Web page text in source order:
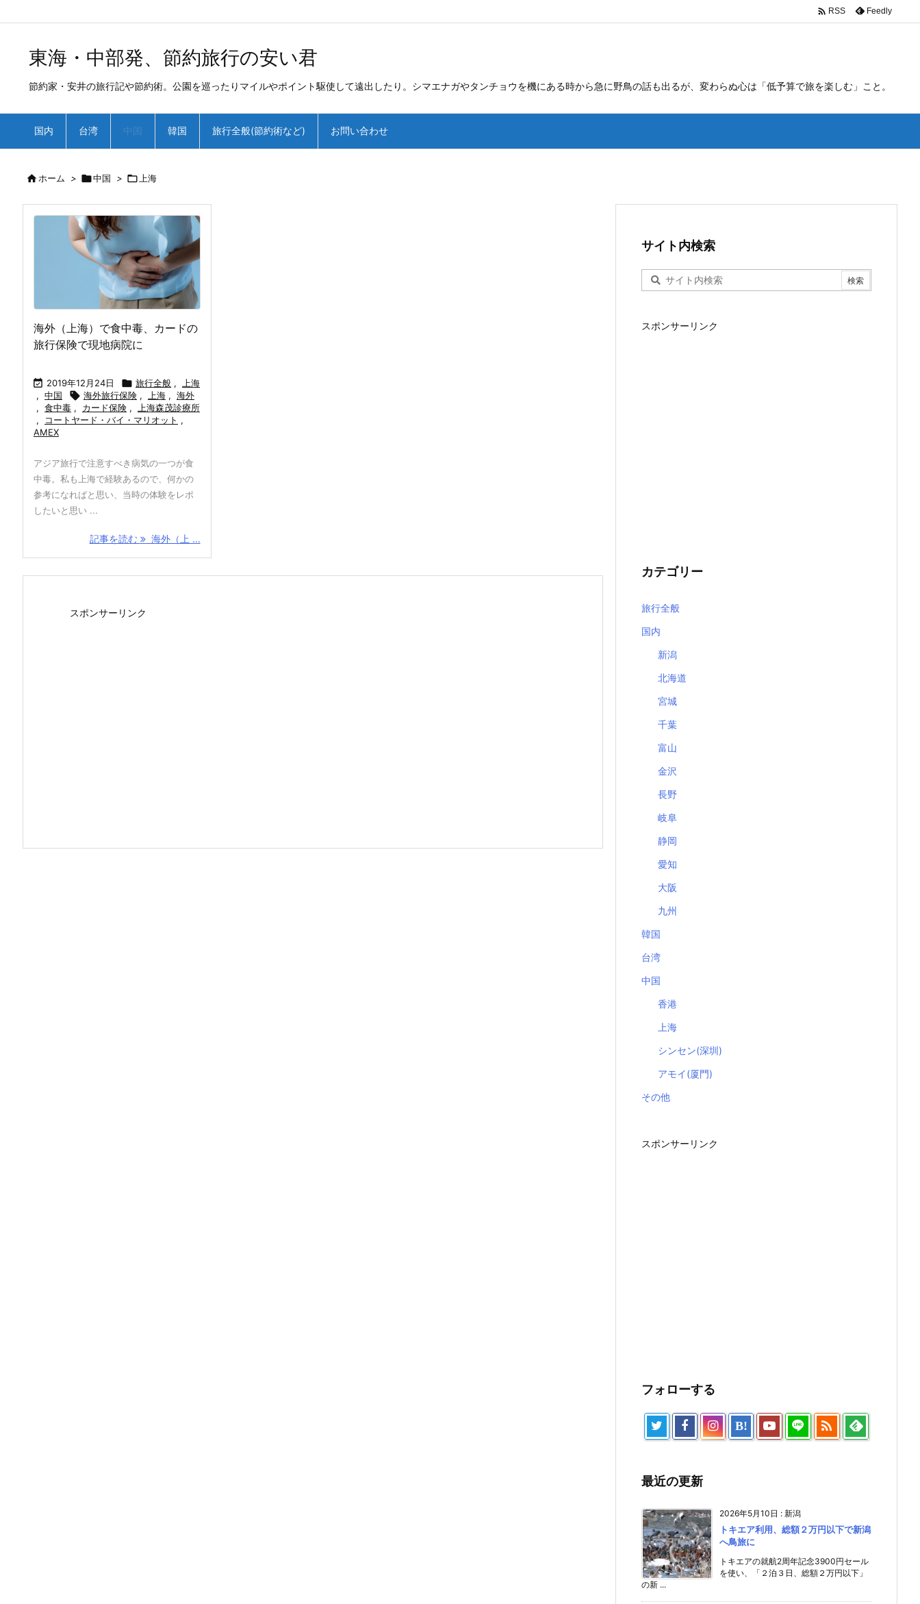
東海・中部発、節約旅行の安い君
節約家・安井の旅行記や節約術。公園を巡ったりマイルやポイント駆使して遠出したり。シマエナガやタンチョウを機にある時から急に野鳥の話も出るが、変わらぬ心は「低予算で旅を楽しむ」こと。
国内 台湾 中国 韓国 旅行全般(節約術など) お問い合わせ
 RSS Feedly
ホーム > 中国 >  上海
海外（上海）で食中毒、カードの
旅行保険で現地病院に
 2019年12月24日  旅行全般 ,
上海
, 中国  海外旅行保険 , 上海 , 海外
, 食中毒 , カード保険 ,
上海森茂診療所
,
コートヤード・バイ・マリオット ,
AMEX
アジア旅行で注意すべき病気の一つが食
中毒。私も上海で経験あるので、何かの
参考になればと思い、当時の体験をレポ
したいと思い ...
記事を読む 海外（上 ...
スポンサーリンク
サイト内検索
スポンサーリンク
カテゴリー
旅行全般
国内
新潟
北海道
宮城
千葉
富山
金沢
長野
岐阜
静岡
愛知
大阪
九州
韓国
台湾
中国
香港
上海
シンセン(深圳)
アモイ(厦門)
その他
スポンサーリンク
フォローする
B! 
最近の更新
2026年5月10日 : 新潟
トキエア利用、総額２万円以下で新潟
へ鳥旅に
トキエアの就航2周年記念3900円セール
を使い、「２泊３日、総額２万円以下」
の新 ...